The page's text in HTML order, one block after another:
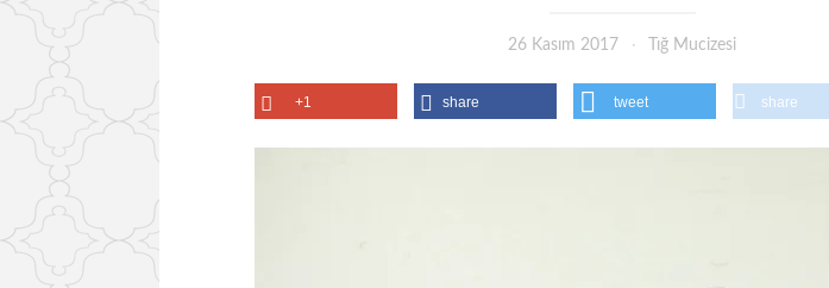
26 Kasım 2017 Tığ Mucizesi
+1 share tweet share